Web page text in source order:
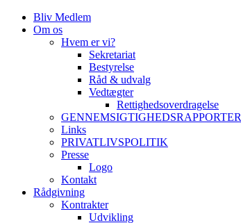
Bliv Medlem
Om os
Hvem er vi?
Sekretariat
Bestyrelse
Råd & udvalg
Vedtægter
Rettighedsoverdragelse
GENNEMSIGTIGHEDSRAPPORTER
Links
PRIVATLIVSPOLITIK
Presse
Logo
Kontakt
Rådgivning
Kontrakter
Udvikling